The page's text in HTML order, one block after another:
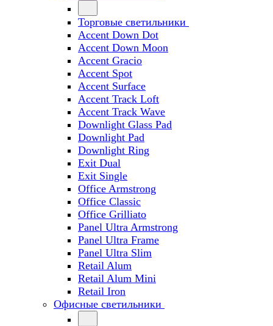
Торговые светильники
Accent Down Dot
Accent Down Moon
Accent Gracio
Accent Spot
Accent Surface
Accent Track Loft
Accent Track Wave
Downlight Glass Pad
Downlight Pad
Downlight Ring
Exit Dual
Exit Single
Office Armstrong
Office Classic
Office Grilliato
Panel Ultra Armstrong
Panel Ultra Frame
Panel Ultra Slim
Retail Alum
Retail Alum Mini
Retail Iron
Офисные светильники